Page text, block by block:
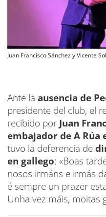
Juan Francisco Sánchez y Vicente
Ante la ausencia de
presidente del club, el
recibido por Juan
embajador de A Rúa
tuvo la deferencia de
en gallego: «Boas
nosos irmáns e irmás
é sempre un prazer
Unha vez máis, moitas